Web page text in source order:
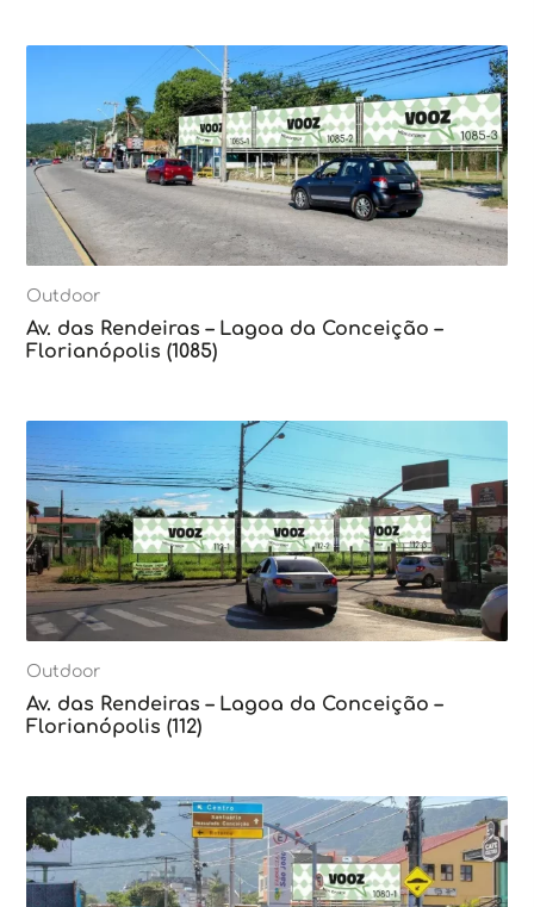
Outdoor
Av. das Rendeiras – Lagoa da Conceição –
Florianópolis (1085)
Outdoor
Av. das Rendeiras – Lagoa da Conceição –
Florianópolis (112)